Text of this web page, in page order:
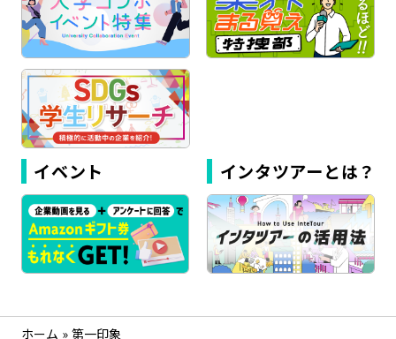
イベント インタツアーとは？
ホーム » 第一印象